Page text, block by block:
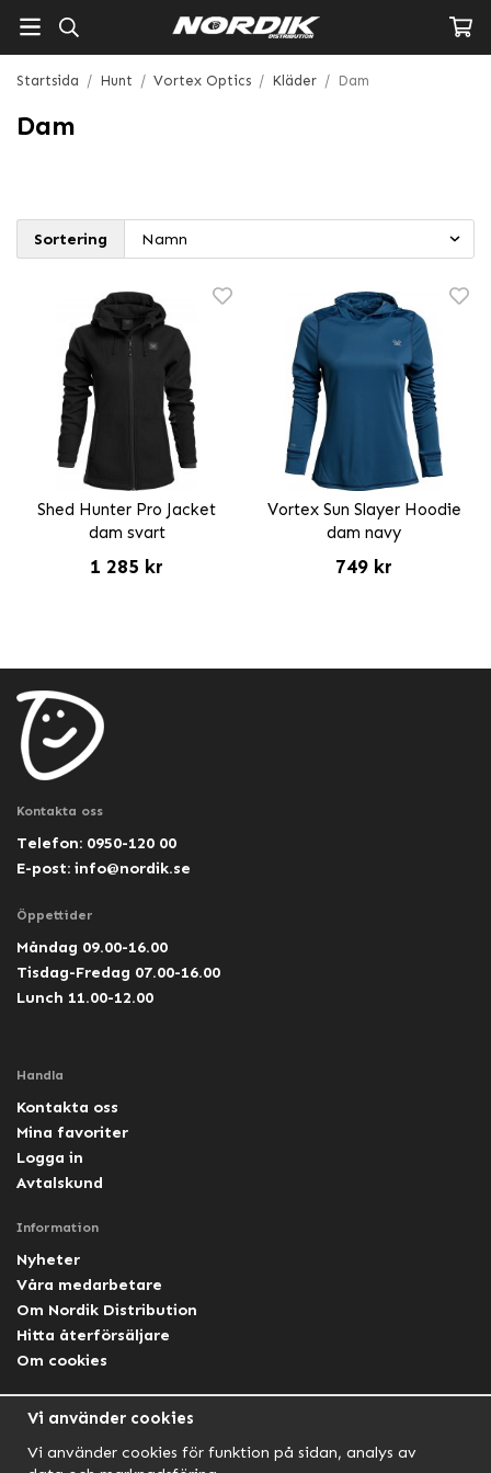
Startsida / Hunt / Vortex Optics / Kläder / Dam
Dam
Sortering
Shed Hunter Pro Jacket
dam svart
1 285 kr
Vortex Sun Slayer Hoodie
dam navy
749 kr
Kontakta oss
Telefon: 0950-120 00
E-post: info@nordik.se
Öppettider
Måndag 09.00-16.00
Tisdag-Fredag 07.00-16.00
Lunch 11.00-12.00
Handla
Kontakta oss
Mina favoriter
Logga in
Avtalskund
Information
Nyheter
Våra medarbetare
Om Nordik Distribution
Hitta återförsäljare
Om cookies
Facebook Lightforce Sweden
Vi använder cookies
Vi använder cookies för funktion på sidan, analys av